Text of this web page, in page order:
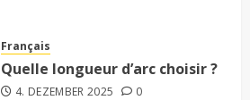
Français
Quelle longueur d’arc choisir ?
4. DEZEMBER 2025 0